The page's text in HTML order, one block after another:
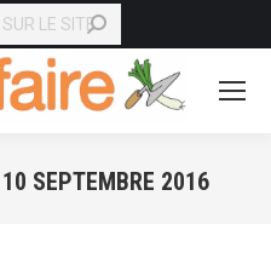
10 SEPTEMBRE 2016